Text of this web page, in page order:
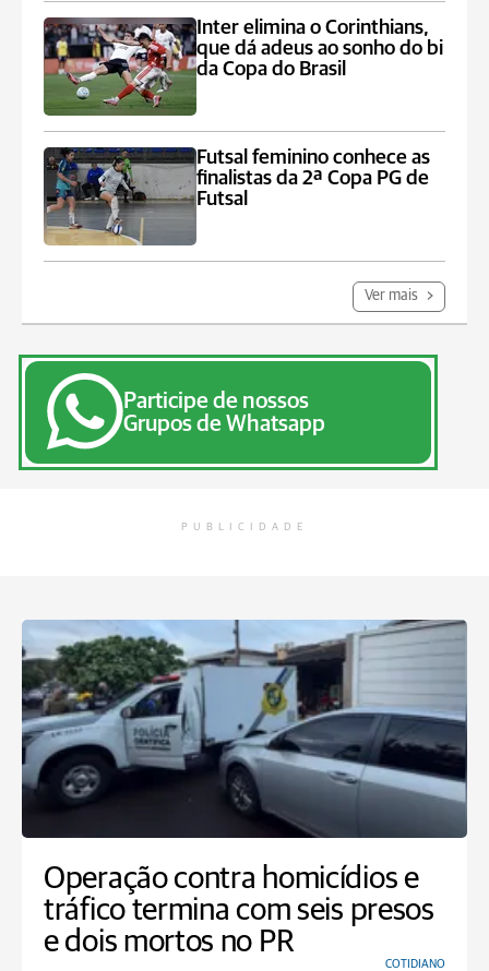
Inter elimina o Corinthians,
que dá adeus ao sonho do bi
da Copa do Brasil
Futsal feminino conhece as
finalistas da 2ª Copa PG de
Futsal
Ver mais
Participe de nossos
Grupos de Whatsapp
PUBLICIDADE
Operação contra homicídios e
tráfico termina com seis presos
e dois mortos no PR
COTIDIANO